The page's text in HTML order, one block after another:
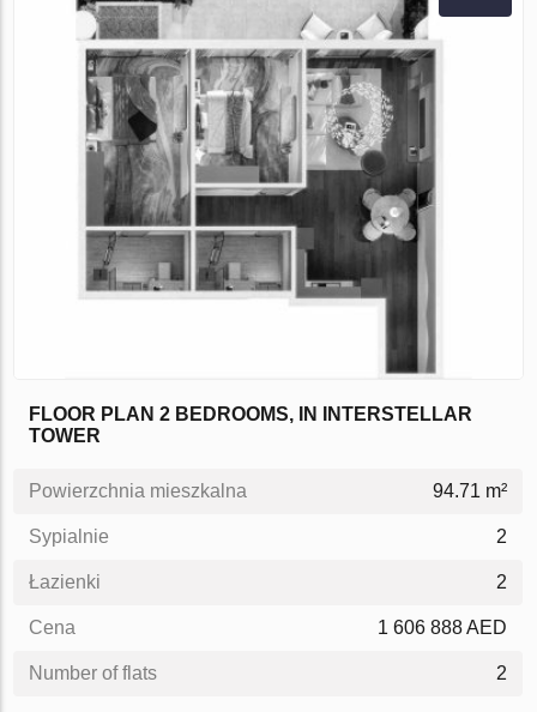
FLOOR PLAN 2 BEDROOMS, IN INTERSTELLAR
TOWER
Powierzchnia mieszkalna 94.71 m²
Sypialnie 2
Łazienki 2
Cena 1 606 888 AED
Number of flats 2